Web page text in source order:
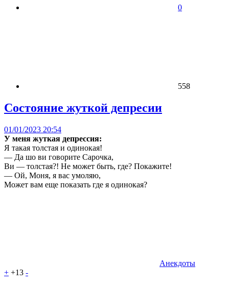
0
558
Состояние жуткой депресии
01/01/2023 20:54
У меня жуткая депрессия:
Я такая толстая и одинокая!
— Да шо ви говорите Сарочка,
Ви — толстая?! Не может быть, где? Покажите!
— Ой, Моня, я вас умоляю,
Может вам еще показать где я одинокая?
Анекдоты
+ +13 -